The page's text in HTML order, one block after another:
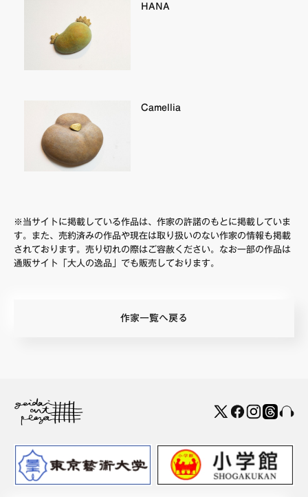
HANA
Camellia
※当サイトに掲載している作品は、作家の許諾のもとに掲載していま
す。また、売約済みの作品や現在は取り扱いのない作家の情報も掲載
されております。売り切れの際はご容赦ください。なお一部の作品は
通販サイト「大人の逸品」でも販売しております。
作家一覧へ戻る